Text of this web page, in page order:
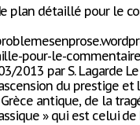
plan détaillé pour le
pour-le-
2013 par S. Lagarde
du prestige
antique, de la
» qui est celui de